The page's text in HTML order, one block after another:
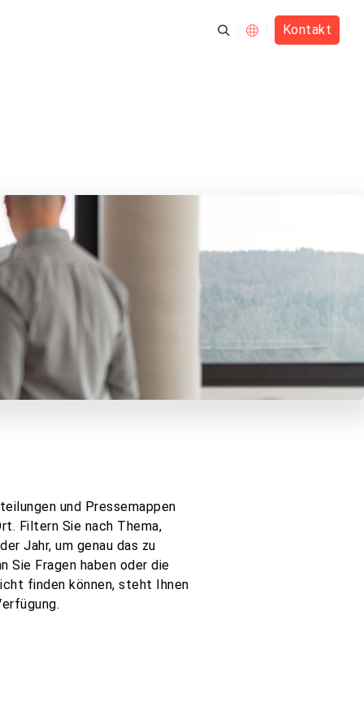
Kontakt
und Pressemappen
Filtern Sie nach Thema,
Jahr, um genau das zu
Sie Fragen haben oder die
finden können, steht Ihnen